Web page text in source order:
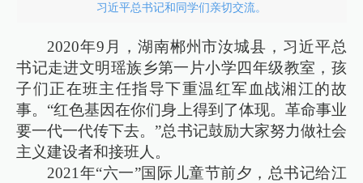
习近平总书记和同学们亲切交流。
2020年9月，湖南郴州市汝城县，习近平总
书记走进文明瑶族乡第一片小学四年级教室，孩
子们正在班主任指导下重温红军血战湘江的故
事。“红色基因在你们身上得到了体现。革命事业
要一代一代传下去。”总书记鼓励大家努力做社会
主义建设者和接班人。
2021年“六一”国际儿童节前夕，总书记给江